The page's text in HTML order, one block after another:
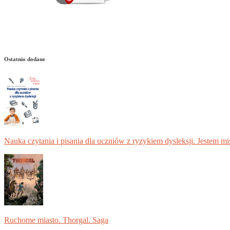
Ostatnio dodane
Nauka czytania i pisania dla uczniów z ryzykiem dysleksji. Jestem
Ruchome miasto. Thorgal. Saga